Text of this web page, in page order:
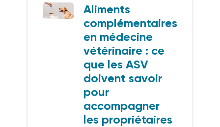
Aliments
complémentaires
en médecine
vétérinaire : ce
que les ASV
doivent savoir
pour
accompagner
les propriétaires